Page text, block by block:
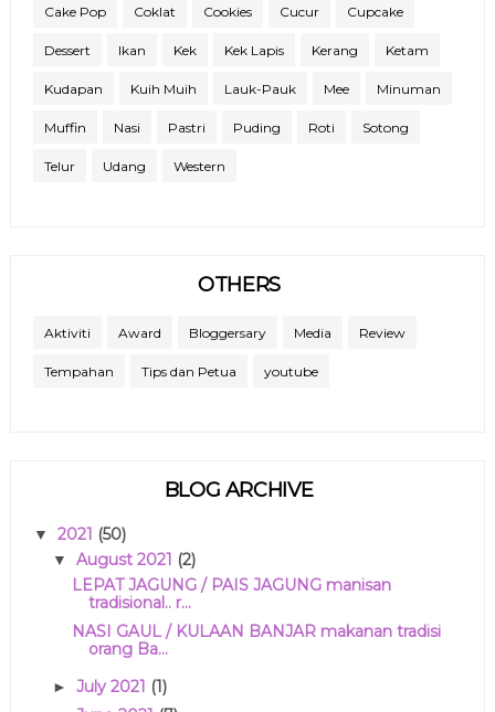
Cake Pop Coklat Cookies Cucur Cupcake
Dessert Ikan Kek Kek Lapis Kerang Ketam
Kudapan Kuih Muih Lauk-Pauk Mee Minuman
Muffin Nasi Pastri Puding Roti Sotong
Telur Udang Western
OTHERS
Aktiviti Award Bloggersary Media Review
Tempahan Tips dan Petua youtube
BLOG ARCHIVE
▼ 2021 (50)
▼ August 2021 (2)
LEPAT JAGUNG / PAIS JAGUNG manisan
tradisional.. r...
NASI GAUL / KULAAN BANJAR makanan tradisi
orang Ba...
► July 2021 (1)